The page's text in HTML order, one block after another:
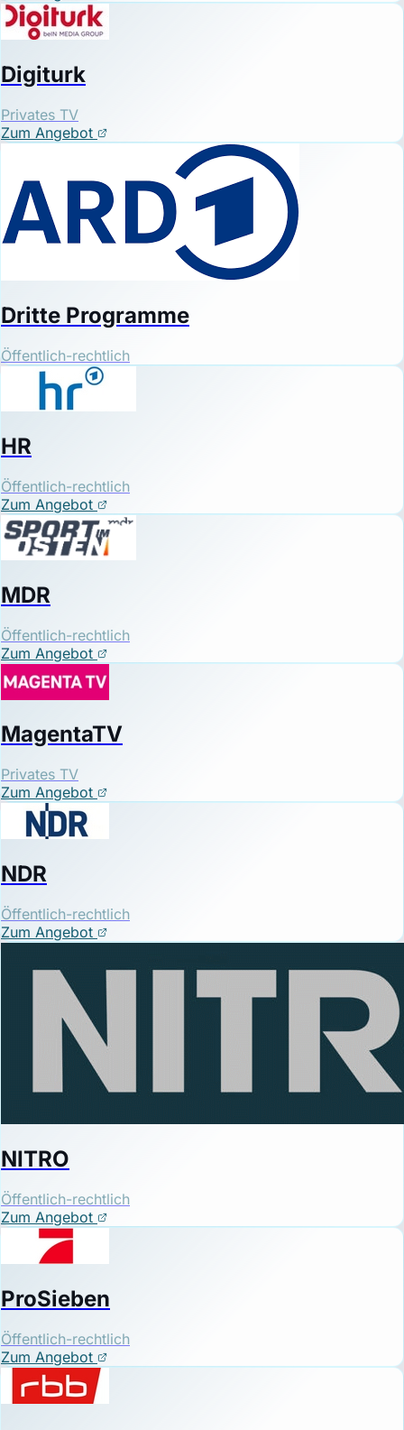
Digiturk
Privates TV
Zum Angebot
Dritte Programme
Öffentlich-rechtlich
HR
Öffentlich-rechtlich
Zum Angebot
MDR
Öffentlich-rechtlich
Zum Angebot
MagentaTV
Privates TV
Zum Angebot
NDR
Öffentlich-rechtlich
Zum Angebot
NITRO
Öffentlich-rechtlich
Zum Angebot
ProSieben
Öffentlich-rechtlich
Zum Angebot